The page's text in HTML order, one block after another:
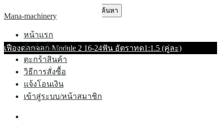
to
Mana-machinery
หน้าแรก
สินค้าทั้งหมด
ตะกร้าสินค้า
วิธีการสั่งซื้อ
แจ้งโอนเงิน
เข้าสู่ระบบ/หน้าสมาชิก
สำหรับ:
เฟืองดอกจอก Module 2 16-24ฟัน อัตราทด1:1.5 (คู่ละ)